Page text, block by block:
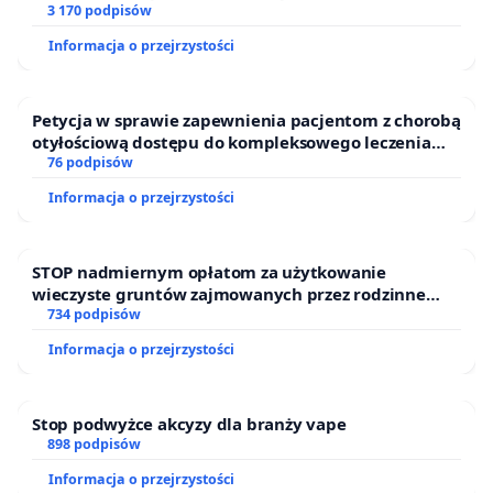
współtworzyło debatę i animowało współpracę
między łódzkimi ośrodkami akademickimi
do polaryzacji stanowisk, a jednocześnie zachęcało
do dyskusji o kwestiach najważniejszych. Powołanie
na stanowisko dyrektora Muzeum Sztuki osoby,
artystycznych bądź naukowych, lecz za sprawą
radykalnych wypowiedzi politycznych musimy
uznać za działanie szkodliwe nie tylko dla
ideowych konfliktów: pracownicy i dotychczasowa
dyrekcja Muzeum Sztuki udowodnili jednak, że
finansowej kluczowych urzędników i sędziów
3 170 podpisów
Informacja o przejrzystości
Petycja w sprawie zapewnienia pacjentom z chorobą
otyłościową dostępu do kompleksowego leczenia
oraz programów profilaktycznych.
76 podpisów
Informacja o przejrzystości
STOP nadmiernym opłatom za użytkowanie
wieczyste gruntów zajmowanych przez rodzinne
ogrody działkowe.
734 podpisów
Informacja o przejrzystości
Stop podwyżce akcyzy dla branży vape
898 podpisów
Informacja o przejrzystości